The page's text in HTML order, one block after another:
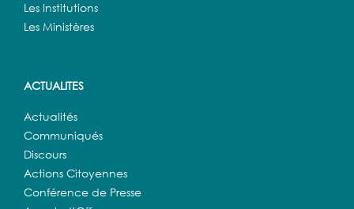
Les Institutions
Les Ministères
ACTUALITES
Actualités
Communiqués
Discours
Actions Citoyennes
Conférence de Presse